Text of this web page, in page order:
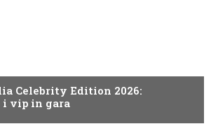
Celebrity Edition 2026:
vip in gara